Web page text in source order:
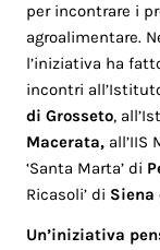
per incontrare i
agroalimentare.
l’iniziativa ha
incontri
di Grosseto,
Macerata, all’IIS
‘Santa Marta’ di
Ricasoli’ di Siena
Un’iniziativa